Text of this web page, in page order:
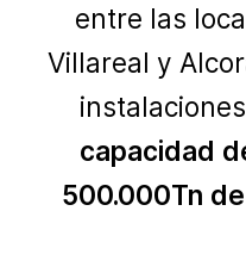
entre las
Villareal y
capacidad
500.000Tn